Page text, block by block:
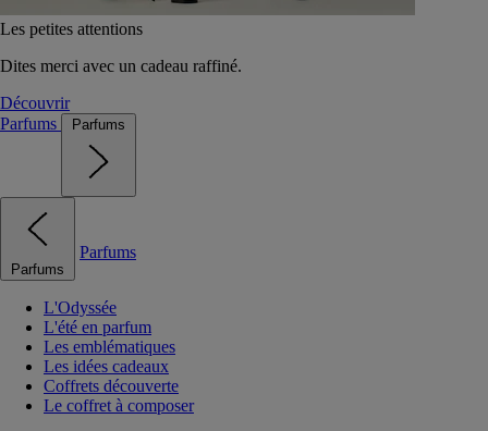
Les petites attentions
Dites merci avec un cadeau raffiné.
Découvrir
Parfums
Parfums
Parfums
Parfums
L'Odyssée
L'été en parfum
Les emblématiques
Les idées cadeaux
Coffrets découverte
Le coffret à composer